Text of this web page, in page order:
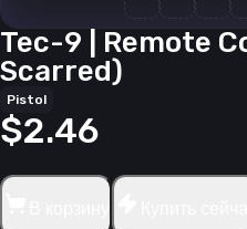
Tec-9 | Remote
Scarred)
Pistol
$2.46